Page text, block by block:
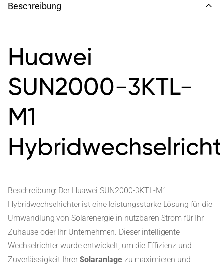
Beschreibung
Huawei
SUN2000-3KTL-
M1
Beschreibung: Der Huawei SUN2000-3KTL-M1
Hybridwechselrichter ist eine leistungsstarke Lösung für die
Umwandlung von Solarenergie in nutzbaren Strom für Ihr
Zuhause oder Ihr Unternehmen. Dieser intelligente
Wechselrichter wurde entwickelt, um die Effizienz und
Zuverlässigkeit Ihrer Solaranlage zu maximieren und